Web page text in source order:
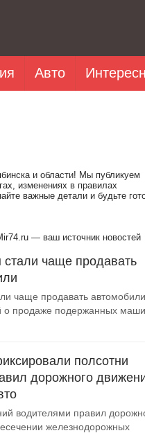
Авто
и области! Мы публикуем
изменениях в правилах
важные детали и будьте
— ваш источник новостей
чаще продавать
чаще продавать
о продаже подержанных
полсотни
дорожного
водителями правил
железнодорожных